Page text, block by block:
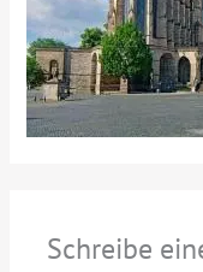
Schreibe